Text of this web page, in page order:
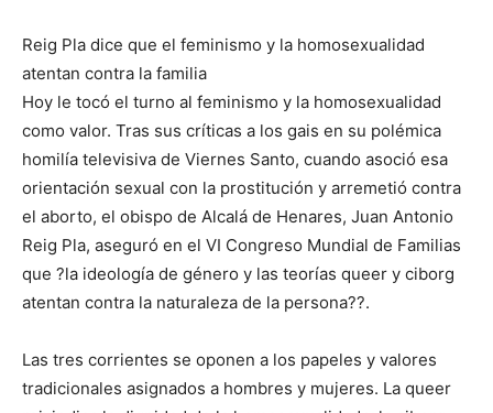
Reig Pla dice que el feminismo y la homosexualidad
atentan contra la familia
Hoy le tocó el turno al feminismo y la homosexualidad
como valor. Tras sus críticas a los gais en su polémica
homilía televisiva de Viernes Santo, cuando asoció esa
orientación sexual con la prostitución y arremetió contra
el aborto, el obispo de Alcalá de Henares, Juan Antonio
Reig Pla, aseguró en el VI Congreso Mundial de Familias
que ?la ideología de género y las teorías queer y ciborg
atentan contra la naturaleza de la persona??.
Las tres corrientes se oponen a los papeles y valores
tradicionales asignados a hombres y mujeres. La queer